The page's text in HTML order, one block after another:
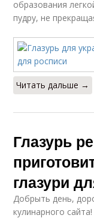
образования
пудру, не
Читать дальше →
Глазурь
глазури
Добрыть день,
кулинарного